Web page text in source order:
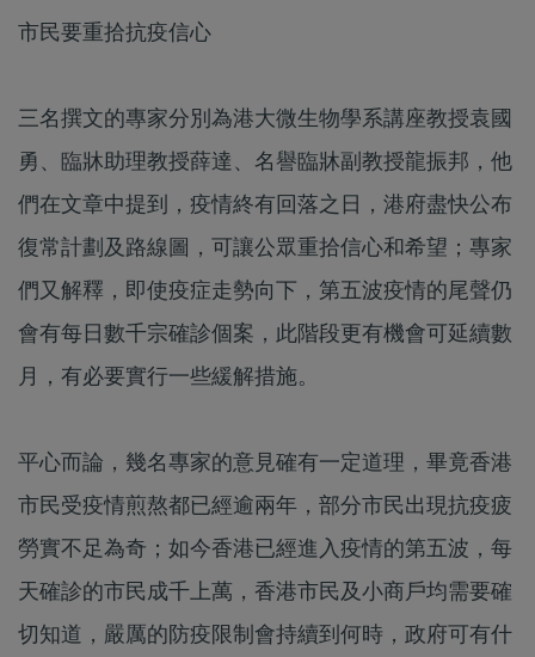
市民要重拾抗疫信心
三名撰文的專家分別為港大微生物學系講座教授袁國
勇、臨牀助理教授薛達、名譽臨牀副教授龍振邦，他
們在文章中提到，疫情終有回落之日，港府盡快公布
復常計劃及路線圖，可讓公眾重拾信心和希望；專家
們又解釋，即使疫症走勢向下，第五波疫情的尾聲仍
會有每日數千宗確診個案，此階段更有機會可延續數
月，有必要實行一些緩解措施。
平心而論，幾名專家的意見確有一定道理，畢竟香港
市民受疫情煎熬都已經逾兩年，部分市民出現抗疫疲
勞實不足為奇；如今香港已經進入疫情的第五波，每
天確診的市民成千上萬，香港市民及小商戶均需要確
切知道，嚴厲的防疫限制會持續到何時，政府可有什